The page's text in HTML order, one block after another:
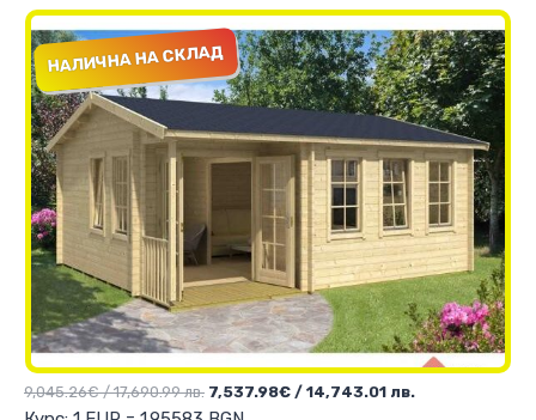
НАЛИЧНА НА СКЛАД
9,045.26€/ 17,690.99 лв. Original
price
7,537.98€ / 14,743.01 лв.Текущата